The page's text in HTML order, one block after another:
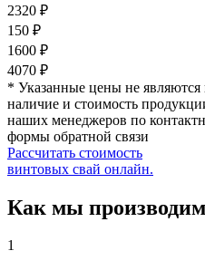
2320 ₽
150 ₽
1600 ₽
4070 ₽
* Указанные цены не
наличие и стоимость
наших менеджеров по
формы обратной связи
Рассчитать стоимость
винтовых свай онлайн.
Как мы
1